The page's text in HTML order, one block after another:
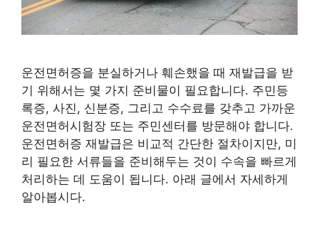
운전면허증을 분실하거나 훼손했을 때 재발급을 받
기 위해서는 몇 가지 준비물이 필요합니다. 주민등
록증, 사진, 신분증, 그리고 수수료를 갖추고 가까운
운전면허시험장 또는 주민센터를 방문해야 합니다.
운전면허증 재발급은 비교적 간단한 절차이지만, 미
리 필요한 서류들을 준비해두는 것이 수속을 빠르게
처리하는 데 도움이 됩니다. 아래 글에서 자세하게
알아봅시다.